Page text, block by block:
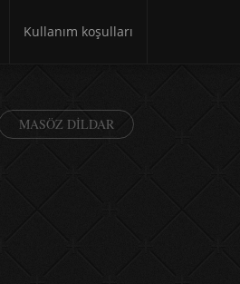
Kullanım koşulları
MASÖZ DILDAR